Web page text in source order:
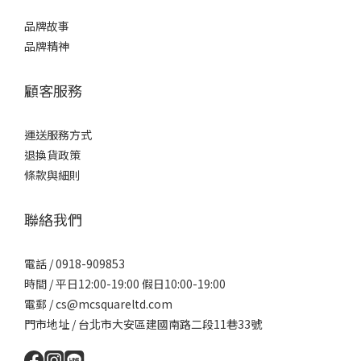
品牌故事
品牌精神
顧客服務
運送服務方式
退換貨政策
條款與細則
聯絡我們
電話 / 0918-909853
時間 / 平日12:00-19:00 假日10:00-19:00
電郵 / cs@mcsquareltd.com
門市地址 / 台北市大安區建國南路二段11巷33號